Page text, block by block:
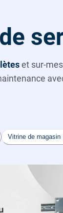
et sur-
Vitrine de magasin